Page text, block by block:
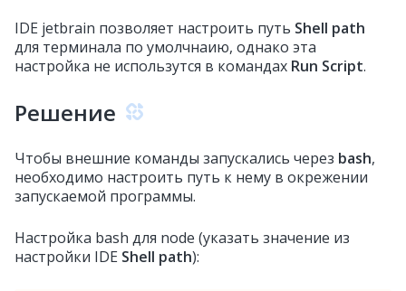
IDE jetbrain позволяет настроить путь Shell path
для терминала по умолчнаию, однако эта
настройка не использутся в командах Run Script.
Решение
Чтобы внешние команды запускались через bash,
необходимо настроить путь к нему в окрежении
запускаемой программы.
Настройка bash для node (указать значение из
настройки IDE Shell path):